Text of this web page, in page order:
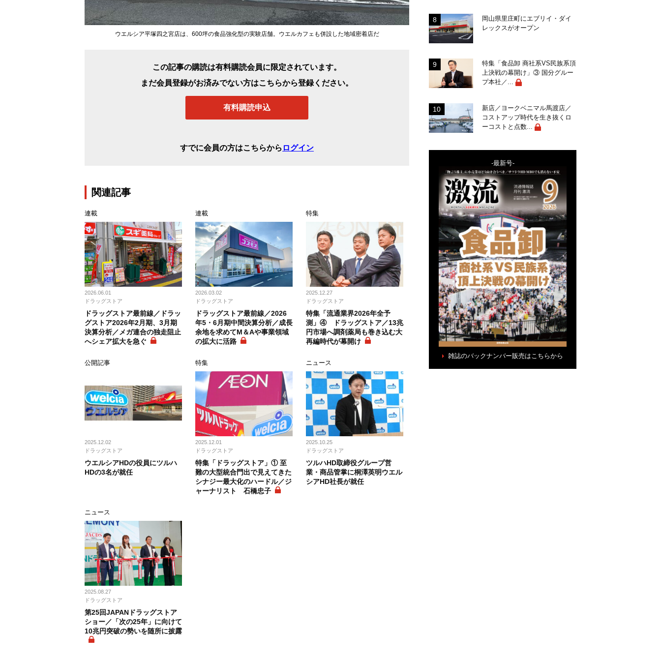
ウエルシア平塚四之宮店は、600坪の食品強化型の実験店舗。ウエルカフェも併設した地域密着店だ
この記事の購読は有料購読会員に限定されています。
まだ会員登録がお済みでない方はこちらから登録ください。
有料購読申込
すでに会員の方はこちらから ログイン
関連記事
連載
2026.06.01
ドラッグストア
ドラッグストア最前線／ドラッ
グストア2026年2月期、3月期
決算分析／メガ連合の独走阻止
へシェア拡大を急ぐ
連載
2026.03.02
ドラッグストア
ドラッグストア最前線／2026
年5・6月期中間決算分析／成長
余地を求めてM＆Aや事業領域
の拡大に活路
特集
2025.12.27
ドラッグストア
特集「流通業界2026年全予
測」④ ドラッグストア／13兆
円市場へ調剤薬局も巻き込む大
再編時代が幕開け
公開記事
2025.12.02
ドラッグストア
ウエルシアHDの役員にツルハ
HDの3名が就任
特集
2025.12.01
ドラッグストア
特集「ドラッグストア」① 至
難の大型統合門出で見えてきた
シナジー最大化のハードル／ジ
ャーナリスト 石橋忠子
ニュース
2025.10.25
ドラッグストア
ツルハHD取締役グループ営
業・商品管掌に桐澤英明ウエル
シアHD社長が就任
ニュース
2025.08.27
ドラッグストア
第25回JAPANドラッグストア
ショー／「次の25年」に向けて
10兆円突破の勢いを随所に披露
岡山県里庄町にエブリイ・ダイ
レックスがオープン
特集「食品卸 商社系VS民族系頂
上決戦の幕開け」③ 国分グルー
プ本社／...
新店／ヨークベニマル馬渡店／
コストアップ時代を生き抜くロ
ーコストと点数...
-最新号-
雑誌のバックナンバー販売はこちらから